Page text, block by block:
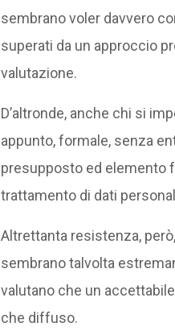
sembrano voler davvero
superati da un approccio
valutazione.
D’altronde, anche chi si
appunto, formale, senza
presupposto ed elemento
trattamento di dati
Altrettanta resistenza,
sembrano talvolta
valutano che un
che diffuso.